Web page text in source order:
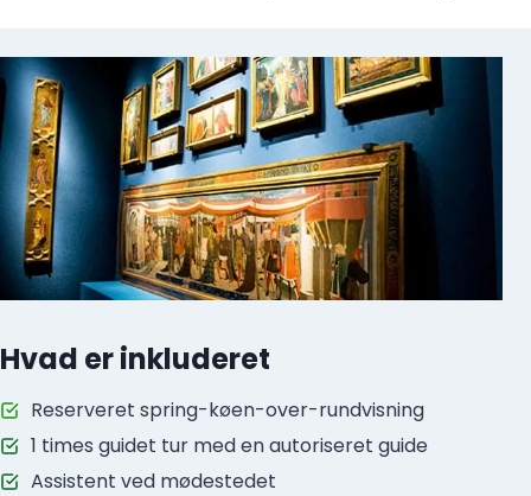
Hvad er inkluderet
Reserveret spring-køen-over-rundvisning
1 times guidet tur med en autoriseret guide
Assistent ved mødestedet